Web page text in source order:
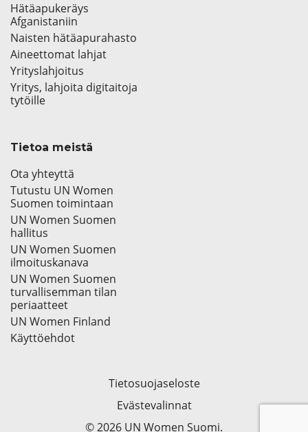
Hätäapukeräys
Afganistaniin
Naisten hätäapurahasto
Aineettomat lahjat
Yrityslahjoitus
Yritys, lahjoita digitaitoja
tytöille
Tietoa meistä
Ota yhteyttä
Tutustu UN Women
Suomen toimintaan
UN Women Suomen
hallitus
UN Women Suomen
ilmoituskanava
UN Women Suomen
turvallisemman tilan
periaatteet
UN Women Finland
Käyttöehdot
Tietosuojaseloste
Evästevalinnat
© 2026 UN Women Suomi.